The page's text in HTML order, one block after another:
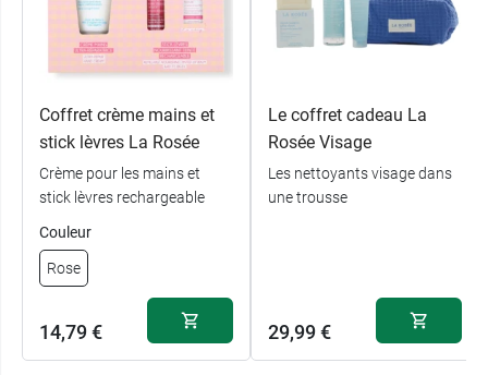
Coffret crème mains et
stick lèvres La Rosée
Crème pour les mains et
stick lèvres rechargeable
Couleur
Rose
14,79 €
Le coffret cadeau La
Rosée Visage
Les nettoyants visage dans
une trousse
29,99 €